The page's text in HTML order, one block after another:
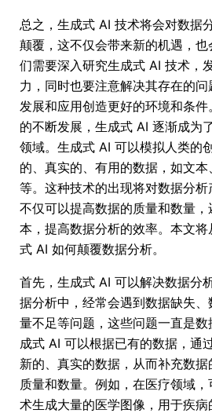
总之，生成式 AI 技术将会对数据
颠覆，这不仅会带来新的机遇，
们需要深入研究生成式 AI 技术，
力，同时也要注意解决其存在的
发展和应用创造更好的环境和条
的不断发展，生成式 AI 逐渐成为
领域。生成式 AI 可以模拟人类的
的、真实的、有用的数据，如文
等。这种技术的出现将对数据分
不仅可以提高数据的质量和数量
本，提高数据分析的效率。本文
式 AI 如何颠覆数据分析。
首先，生成式 AI 可以解决数据分
据分析中，经常会遇到数据缺失
量不足等问题，这些问题一直是
成式 AI 可以根据已有的数据，通
新的、真实的数据，从而补充数
质量和数量。例如，在医疗领域
术生成大量的医学图像，用于疾病